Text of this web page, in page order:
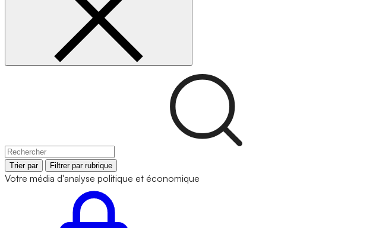
Trier par Filtrer par rubrique
Votre média d'analyse politique et économique